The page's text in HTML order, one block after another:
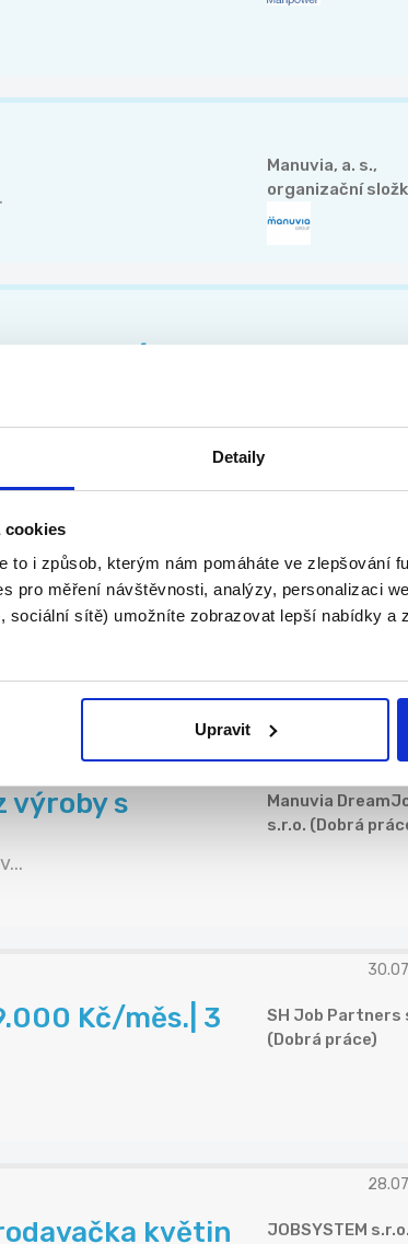
Detaily
cookies
to i způsob, kterým nám pomáháte ve zlepšování
pro měření návštěvnosti, analýzy, personalizaci
sociální sítě) umožníte zobrazovat lepší nabídky
Upravit
Manuvia, a. s.,
organizační
víkendy
KRAJ
technologie Manpower
výroby s
Manuvia
s.r.o. (Dobrá
Kč/měs.| 3
SH Job Partners
(Dobrá práce)
květin
JOBSYSTEM s.r.o.